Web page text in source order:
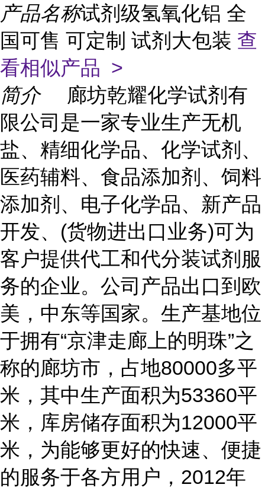
产品名称试剂级氢氧化铝 全
国可售 可定制 试剂大包装 查
看相似产品 >
简介
廊坊乾耀化学试剂有
限公司是一家专业生产无机
盐、精细化学品、化学试剂、
医药辅料、食品添加剂、饲料
添加剂、电子化学品、新产品
开发、(货物进出口业务)可为
客户提供代工和代分装试剂服
务的企业。公司产品出口到欧
美，中东等国家。生产基地位
于拥有“京津走廊上的明珠”之
称的廊坊市，占地80000多平
米，其中生产面积为53360平
米，库房储存面积为12000平
米，为能够更好的快速、便捷
的服务于各方用户，2012年